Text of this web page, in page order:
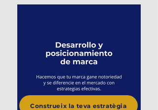
Construeix la teva estratègia